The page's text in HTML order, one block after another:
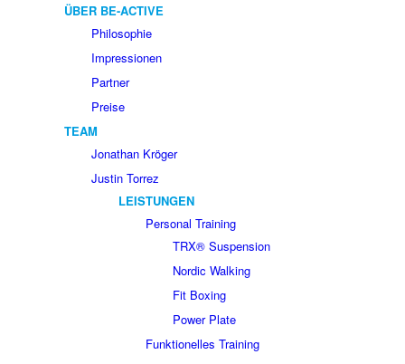
ÜBER BE-ACTIVE
Philosophie
Impressionen
Partner
Preise
TEAM
Jonathan Kröger
Justin Torrez
LEISTUNGEN
Personal Training
TRX® Suspension
Nordic Walking
Fit Boxing
Power Plate
Funktionelles Training